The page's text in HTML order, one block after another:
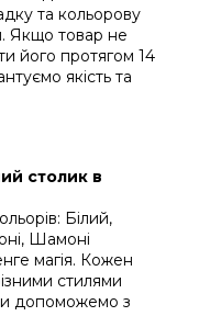
та кольорову
Якщо товар не
його протягом 14
якість та
столик в
Білий,
Шамоні
магія. Кожен
стилями
допоможемо з